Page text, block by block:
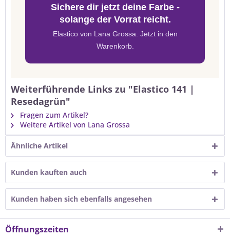
Sichere dir jetzt deine Farbe -
solange der Vorrat reicht.
Elastico von Lana Grossa. Jetzt in den
Warenkorb.
Weiterführende Links zu "Elastico 141 |
Resedagrün"
Fragen zum Artikel?
Weitere Artikel von Lana Grossa
Ähnliche Artikel
Kunden kauften auch
Kunden haben sich ebenfalls angesehen
Öffnungszeiten